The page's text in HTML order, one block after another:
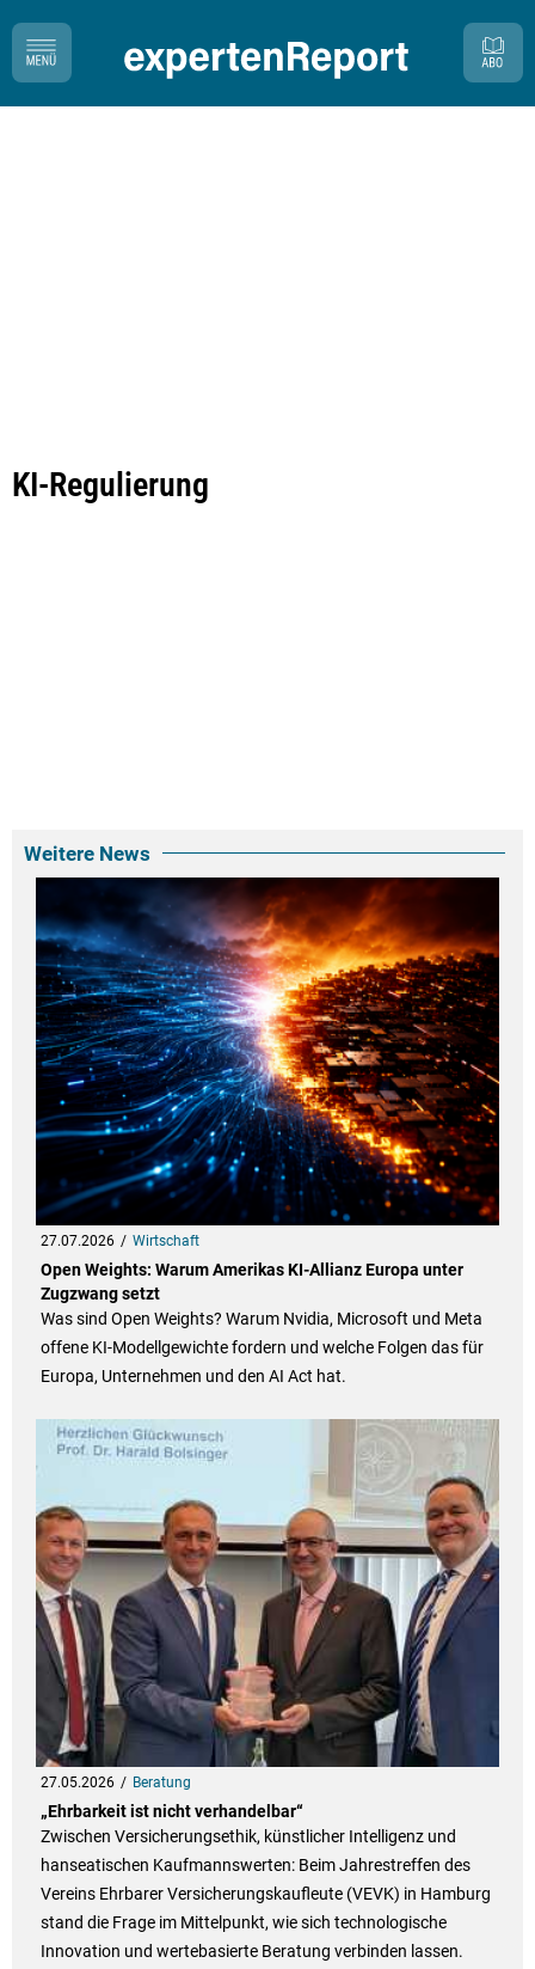
KI-Regulierung
Weitere News
27.07.2026 Wirtschaft
Open Weights: Warum Amerikas KI-Allianz Europa unter
Zugzwang setzt
Was sind Open Weights? Warum Nvidia, Microsoft und Meta
offene KI-Modellgewichte fordern und welche Folgen das für
Europa, Unternehmen und den AI Act hat.
27.05.2026 Beratung
„Ehrbarkeit ist nicht verhandelbar“
Zwischen Versicherungsethik, künstlicher Intelligenz und
hanseatischen Kaufmannswerten: Beim Jahrestreffen des
Vereins Ehrbarer Versicherungskaufleute (VEVK) in Hamburg
stand die Frage im Mittelpunkt, wie sich technologische
Innovation und wertebasierte Beratung verbinden lassen.